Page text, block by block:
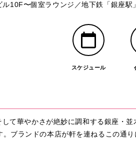
ル10F〜個室ラウンジ／地下鉄「銀座
スケジュール
して華やかさが絶妙に調和する銀座・
ブランドの本店が軒を連ねるこの通